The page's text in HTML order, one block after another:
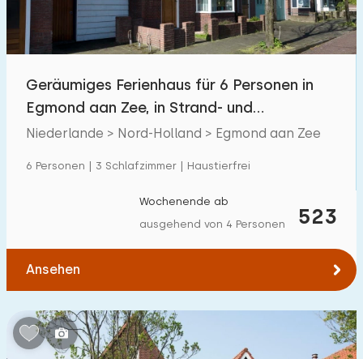
Entfernungen
Von Egmond aan Zee(max. km) :
Zum Meer(max. km):
10 20
1 2
Zum Wasser(max. km):
2 5 10
Geräumiges Ferienhaus für 6 Personen in
Egmond aan Zee, in Strand- und
Meeresnähe!
Niederlande > Nord-Holland > Egmond aan Zee
6 Personen | 3 Schlafzimmer | Haustierfrei
523
Wochenende ab
ausgehend von 4 Personen
Ansehen